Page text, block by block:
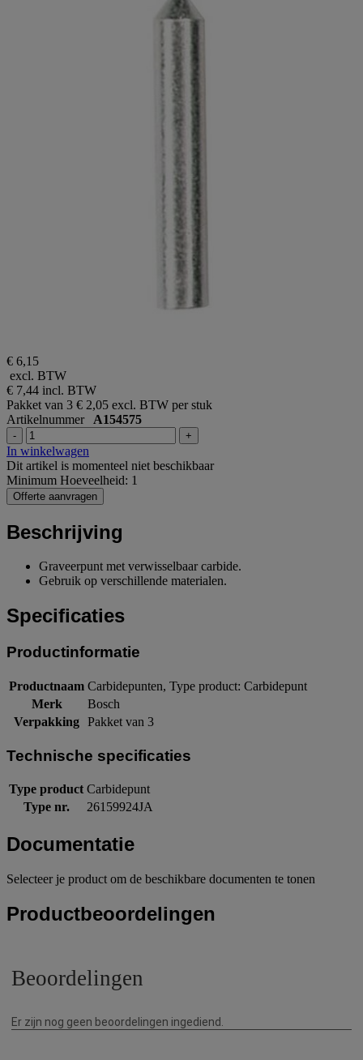
€ 6,15
excl. BTW
€ 7,44 incl. BTW
Pakket van 3 € 2,05 excl. BTW per stuk
Artikelnummer A154575
- +
In winkelwagen
Dit artikel is momenteel niet beschikbaar
Minimum Hoeveelheid: 1
Offerte aanvragen
Beschrijving
Graveerpunt met verwisselbaar carbide.
Gebruik op verschillende materialen.
Specificaties
Productinformatie
Productnaam Carbidepunten, Type product: Carbidepunt
Merk
Bosch
Verpakking Pakket van 3
Technische specificaties
Type product Carbidepunt
Type nr.
26159924JA
Documentatie
Selecteer je product om de beschikbare documenten te tonen
Productbeoordelingen